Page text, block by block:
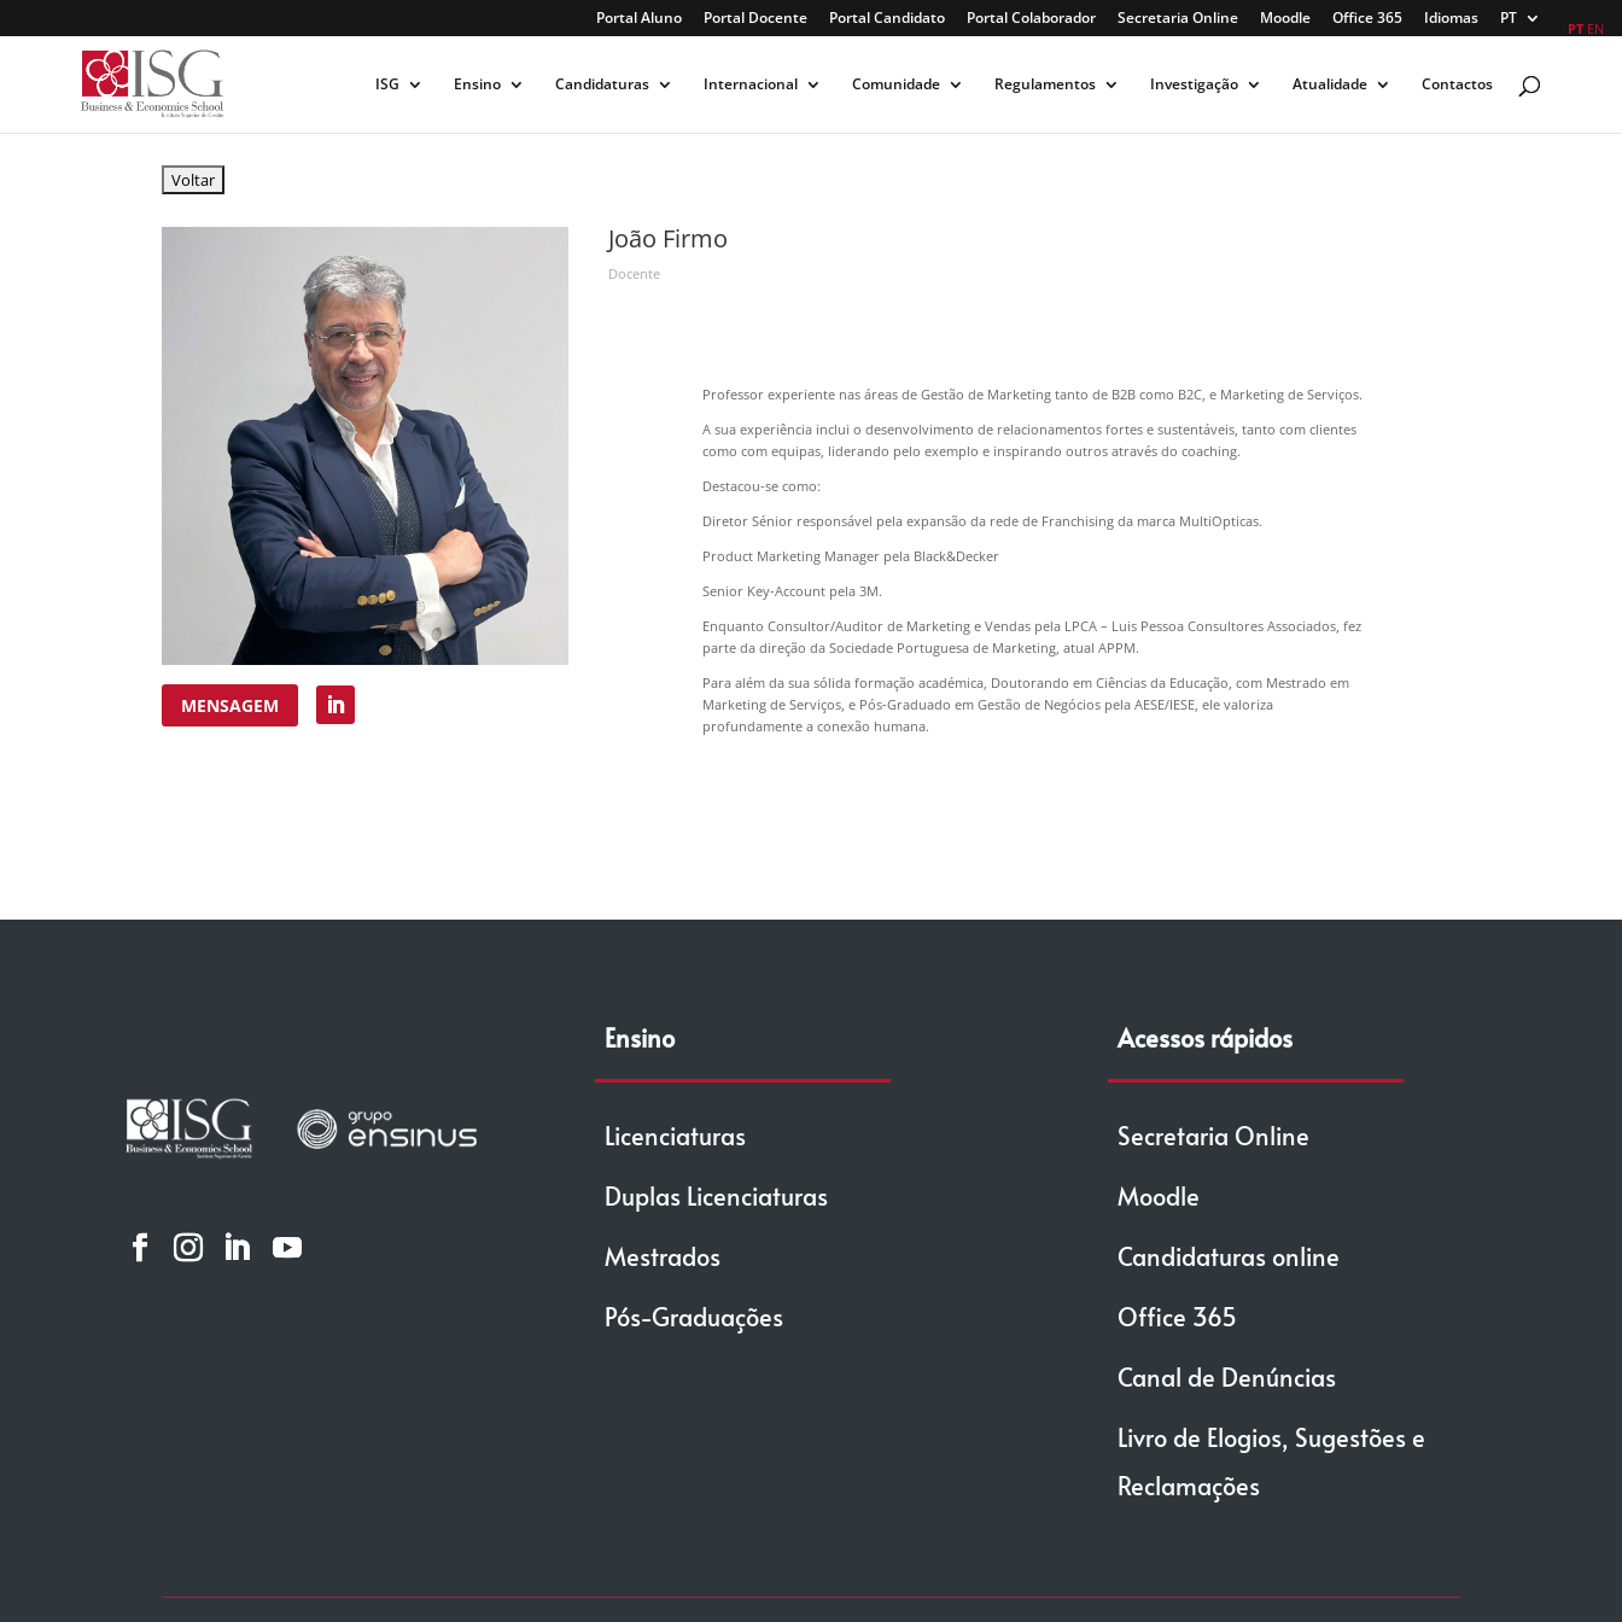
Portal Aluno Portal Docente Portal Candidato Portal Colaborador Secretaria Online Moodle Office 365 Idiomas PT
ISG Ensino Candidaturas Internacional Comunidade Regulamentos Investigação Atualidade Contactos
MENSAGEM
João Firmo
Docente
Professor experiente nas áreas de Gestão de Marketing tanto de B2B como B2C, e Marketing de Serviços.
A sua experiência inclui o desenvolvimento de relacionamentos fortes e sustentáveis, tanto com clientes
como com equipas, liderando pelo exemplo e inspirando outros através do coaching.
Destacou-se como:
Diretor Sénior responsável pela expansão da rede de Franchising da marca MultiOpticas.
Product Marketing Manager pela Black&Decker
Senior Key-Account pela 3M.
Enquanto Consultor/Auditor de Marketing e Vendas pela LPCA – Luis Pessoa Consultores Associados, fez
parte da direção da Sociedade Portuguesa de Marketing, atual APPM.
Para além da sua sólida formação académica, Doutorando em Ciências da Educação, com Mestrado em
Marketing de Serviços, e Pós-Graduado em Gestão de Negócios pela AESE/IESE, ele valoriza
profundamente a conexão humana.
Ensino
Licenciaturas
Duplas Licenciaturas
Mestrados
Pós-Graduações
Acessos rápidos
Secretaria Online
Moodle
Candidaturas online
Office 365
Canal de Denúncias
Livro de Elogios, Sugestões e
Reclamações
PT EN